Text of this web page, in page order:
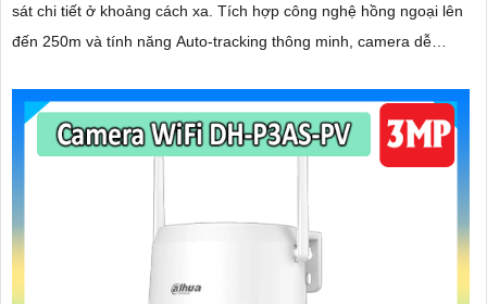
sát chi tiết ở khoảng cách xa. Tích hợp công nghệ hồng ngoại lên
đến 250m và tính năng Auto-tracking thông minh, camera dễ